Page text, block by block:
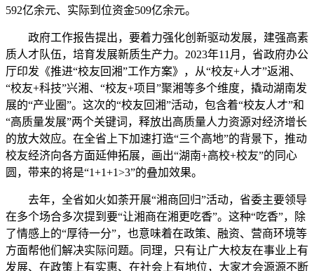
592亿余元、实际到位资金509亿余元。
政府工作报告提出，要着力强化创新驱动发展，建强高素
质人才队伍，培育发展新质生产力。2023年11月，省政府办公
厅印发《推进“校友回湘”工作方案》，从“校友+人才”返湘、
“校友+科技”兴湘、“校友+项目”聚湘等多个维度，撬动湖南发
展的“产业圈”。这次的“校友回湘”活动，包含着“校友人才”和
“高质量发展”两个关键词，释放出高质量人力资源对经济增长
的放大效应。在全省上下加速打造“三个高地”的背景下，推动
校友经济向各方面延伸拓展，画出“湖南+高校+校友”的同心
圆，带来的将是“1+1+1>3”的叠加效果。
去年，全省如火如荼开展“湘商回归”活动，省委主要领导
在多个场合多次提到要“让湘商在湘更吃香”。这种“吃香”，除
了情感上的“厚待一分”，也意味着在政策、融资、营商环境等
方面帮他们解决实际问题。同理，只有让广大校友在事业上有
发展、在政策上有实惠、在社会上有地位，大家才会源源不断